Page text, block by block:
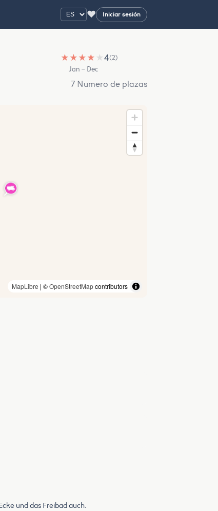
♥ Iniciar sesión
★ ★ ★ ★ ★4(2)
Jan – Dec
7 Numero de plazas
MapLibre | ©OpenStreetMapcontributors
und das Freibad auch.